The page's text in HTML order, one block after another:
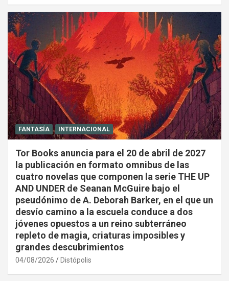
FANTASÍA INTERNACIONAL
Tor Books anuncia para el 20 de abril de 2027
la publicación en formato omnibus de las
cuatro novelas que componen la serie THE UP
AND UNDER de Seanan McGuire bajo el
pseudónimo de A. Deborah Barker, en el que un
desvío camino a la escuela conduce a dos
jóvenes opuestos a un reino subterráneo
repleto de magia, criaturas imposibles y
grandes descubrimientos
04/08/2026 Distópolis